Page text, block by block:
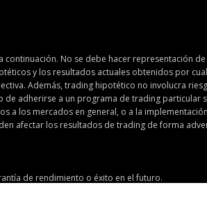
No se debe hacer representación
y los resultados actuales obtenidos por
Además, trading hipotético no involucra
adherirse a un programa de trading particular
a los mercados en general, o a la
afectar los resultados de trading de forma
de rendimiento o éxito en el futuro.